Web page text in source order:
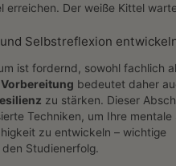
erreichen. Der weiße Kittel
Selbstreflexion
ist fordernd, sowohl fachlich
Vorbereitung bedeutet daher
zu stärken. Dieser
Techniken, um Ihre mentale
zu entwickeln – wichtige
Studienerfolg.